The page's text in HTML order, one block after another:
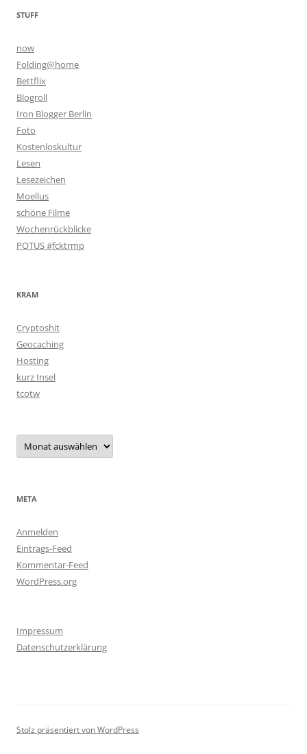
STUFF
now
Folding@home
Bettflix
Blogroll
Iron Blogger Berlin
Foto
Kostenloskultur
Lesen
Lesezeichen
Moellus
schöne Filme
Wochenrückblicke
POTUS #fcktrmp
KRAM
Cryptoshit
Geocaching
Hosting
kurz Insel
tcotw
Archiv
META
Anmelden
Eintrags-Feed
Kommentar-Feed
WordPress.org
Impressum
Datenschutzerklärung
Stolz präsentiert von WordPress